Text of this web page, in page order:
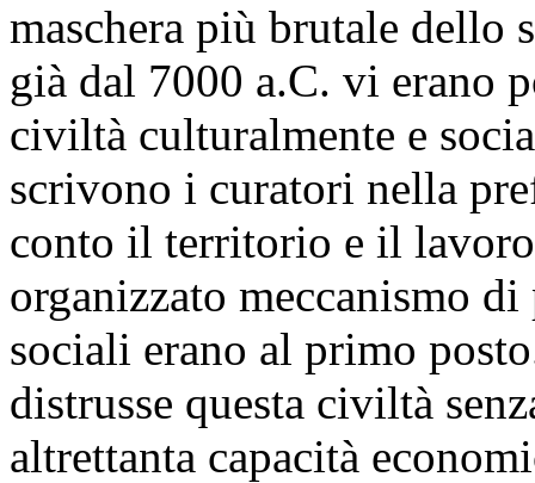
maschera più brutale
già dal 7000 a.C. vi erano
civiltà culturalmente e
scrivono i curatori nella
conto il territorio e il
organizzato meccanismo
sociali erano al primo
distrusse questa civiltà
altrettanta capacità